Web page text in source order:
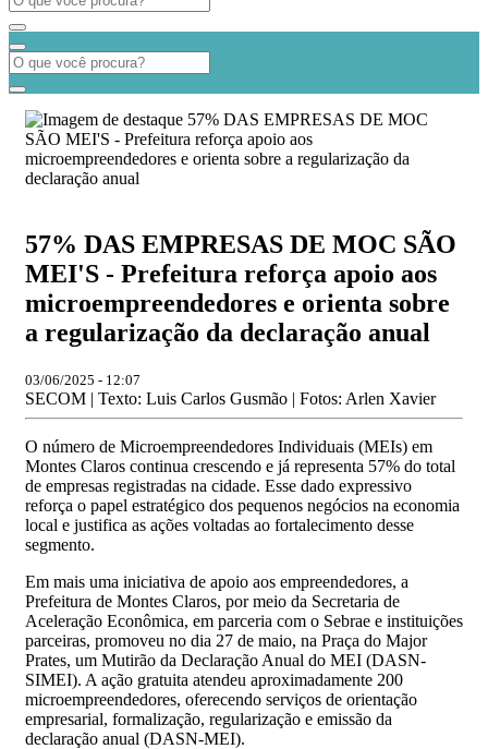
57% DAS EMPRESAS DE MOC SÃO
MEI'S - Prefeitura reforça apoio aos
microempreendedores e orienta sobre
a regularização da declaração anual
03/06/2025 - 12:07
SECOM | Texto: Luis Carlos Gusmão | Fotos: Arlen Xavier
O número de Microempreendedores Individuais (MEIs) em
Montes Claros continua crescendo e já representa 57% do total
de empresas registradas na cidade. Esse dado expressivo
reforça o papel estratégico dos pequenos negócios na economia
local e justifica as ações voltadas ao fortalecimento desse
segmento.
Em mais uma iniciativa de apoio aos empreendedores, a
Prefeitura de Montes Claros, por meio da Secretaria de
Aceleração Econômica, em parceria com o Sebrae e instituições
parceiras, promoveu no dia 27 de maio, na Praça do Major
Prates, um Mutirão da Declaração Anual do MEI (DASN-
SIMEI). A ação gratuita atendeu aproximadamente 200
microempreendedores, oferecendo serviços de orientação
empresarial, formalização, regularização e emissão da
declaração anual (DASN-MEI).